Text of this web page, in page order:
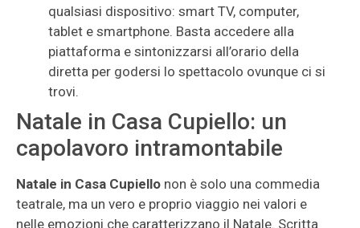
qualsiasi dispositivo: smart TV, computer,
tablet e smartphone. Basta accedere alla
piattaforma e sintonizzarsi all’orario della
diretta per godersi lo spettacolo ovunque ci si
trovi.
Natale in Casa Cupiello: un
capolavoro intramontabile
Natale in Casa Cupiello non è solo una commedia
teatrale, ma un vero e proprio viaggio nei valori e
nelle emozioni che caratterizzano il Natale. Scritta